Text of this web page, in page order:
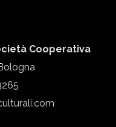
Cooperativa